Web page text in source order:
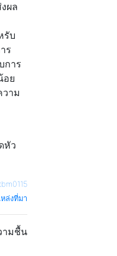
ผล
รับ
ร
การ
อย
าม
หัว
ล่งที่มา
ามชื้น